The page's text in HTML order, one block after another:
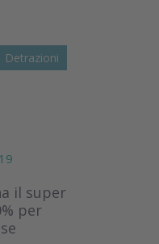
Detrazioni
il super
per